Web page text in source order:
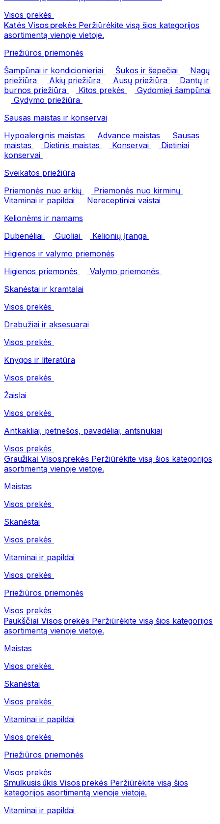
Visos prekės
Katės Visos prekės Peržiūrėkite visą šios kategorijos
asortimentą vienoje vietoje.
Priežiūros priemonės
Šampūnai ir kondicionieriai
Šukos ir šepečiai
Nagų
priežiūra
Akių priežiūra Ausų priežiūra
Dantų ir
burnos priežiūra
Kitos prekės
Gydomieji šampūnai
Gydymo priežiūra
Sausas maistas ir konservai
Hypoalerginis maistas
Advance maistas
Sausas
maistas
Dietinis maistas Konservai
Dietiniai
konservai
Sveikatos priežiūra
Priemonės nuo erkių
Priemonės nuo kirminų
Vitaminai ir papildai
Nereceptiniai vaistai
Kelionėms ir namams
Dubenėliai
Guoliai
Kelionių įranga
Higienos ir valymo priemonės
Higienos priemonės
Valymo priemonės
Skanėstai ir kramtalai
Visos prekės
Drabužiai ir aksesuarai
Visos prekės
Knygos ir literatūra
Visos prekės
Žaislai
Visos prekės
Antkakliai, petnešos, pavadėliai, antsnukiai
Visos prekės
Graužikai Visos prekės Peržiūrėkite visą šios kategorijos
asortimentą vienoje vietoje.
Maistas
Visos prekės
Skanėstai
Visos prekės
Vitaminai ir papildai
Visos prekės
Priežiūros priemonės
Visos prekės
Paukščiai Visos prekės Peržiūrėkite visą šios kategorijos
asortimentą vienoje vietoje.
Maistas
Visos prekės
Skanėstai
Visos prekės
Vitaminai ir papildai
Visos prekės
Priežiūros priemonės
Visos prekės
Smulkusis ūkis Visos prekės Peržiūrėkite visą šios
kategorijos asortimentą vienoje vietoje.
Vitaminai ir papildai